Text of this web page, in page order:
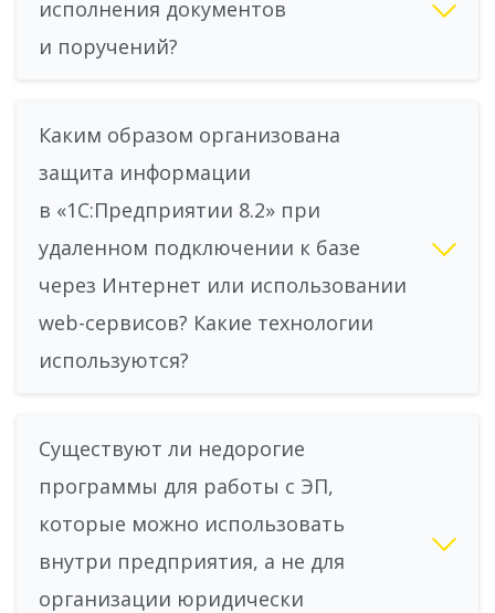
исполнения документов
и поручений?
Каким образом организована
защита информации
в «1С:Предприятии 8.2» при
удаленном подключении к базе
через Интернет или использовании
web-сервисов? Какие технологии
используются?
Существуют ли недорогие
программы для работы с ЭП,
которые можно использовать
внутри предприятия, а не для
организации юридически